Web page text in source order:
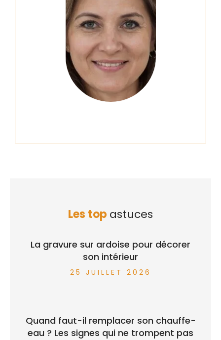
Les top astuces
La gravure sur ardoise pour décorer
son intérieur
25 JUILLET 2026
Quand faut-il remplacer son chauffe-
eau ? Les signes qui ne trompent pas